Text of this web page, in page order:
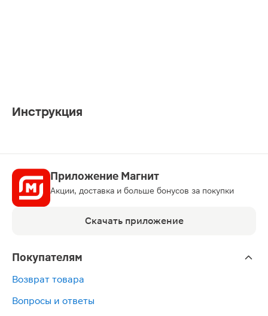
Инструкция
Приложение Магнит
Акции, доставка и больше бонусов за покупки
Скачать приложение
Покупателям
Возврат товара
Вопросы и ответы